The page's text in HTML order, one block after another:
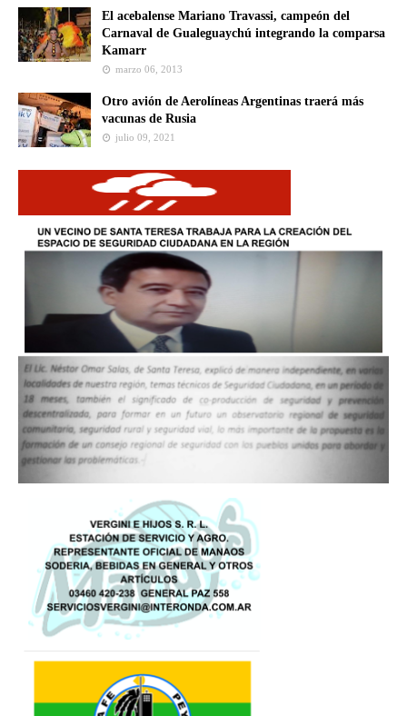
El acebalense Mariano Travassi, campeón del
Carnaval de Gualeguaychú integrando la comparsa
Kamarr
marzo 06, 2013
Otro avión de Aerolíneas Argentinas traerá más
vacunas de Rusia
julio 09, 2021